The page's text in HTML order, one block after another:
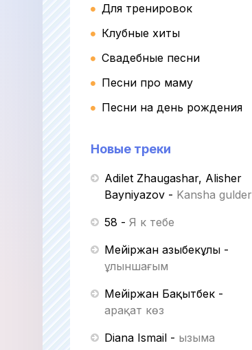
Для тренировок
Клубные хиты
Свадебные песни
Песни про маму
Песни на день рождения
Новые треки
Adilet Zhaugashar, Alisher
Bayniyazov - Kansha gulder
58 - Я к тебе
Мейіржан Қазыбекұлы -
Құлыншағым
Мейіржан Бақытбек -
Қарақат көз
Diana Ismail - Қызыма